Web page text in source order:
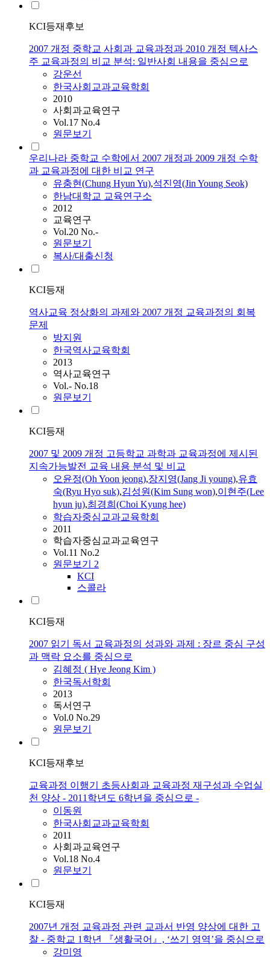
KCI등재후보
2007 개정 중학교 사회과 교육과정과 2010 개정 텍사스
주 교육과정의 비교 분석: 일반사회 내용을 중심으로
강운선
한국사회교과교육학회
2010
사회과교육연구
Vol.17 No.4
원문보기
우리나라 중학교 수학에서 2007 개정과 2009 개정 수학
과 교육과정에 대한 비교 연구
유충현(Chung Hyun Yu),석진영(Jin Young Seok)
한남대학교 교육연구소
2012
교육연구
Vol.20 No.-
원문보기
복사/대출신청
KCI등재
역사교육 정상화의 과제와 2007 개정 교육과정의 회복
문제
방지원
한국역사교육학회
2013
역사교육연구
Vol.- No.18
원문보기
KCI등재
2007 및 2009 개정 고등학교 과학과 교육과정에 제시된
지속가능발전 교육 내용 분석 및 비교
오윤정(Oh Yoon jeong),장지영(Jang Ji young),유효
숙(Ryu Hyo suk),김성원(Kim Sung won),이현주(Lee
hyun ju),최경희(Choi Kyung hee)
학습자중심교과교육학회
2011
학습자중심교과교육연구
Vol.11 No.2
원문보기 2
KCI
스콜라
KCI등재
2007 읽기 독서 교육과정의 성과와 과제 : 장르 중심 구성
과 맥락 요소를 중심으로
김혜정 ( Hye Jeong Kim )
한국독서학회
2013
독서연구
Vol.0 No.29
원문보기
KCI등재후보
교육과정 이행기 초등사회과 교육과정 재구성과 수업실
천 양상 - 2011학년도 6학년을 중심으로 -
이동원
한국사회교과교육학회
2011
사회과교육연구
Vol.18 No.4
원문보기
KCI등재
2007년 개정 교육과정 관련 교과서 반영 양상에 대한 고
찰 - 중학교 1학년 『생활국어』, ‘쓰기 영역’을 중심으로
강미영